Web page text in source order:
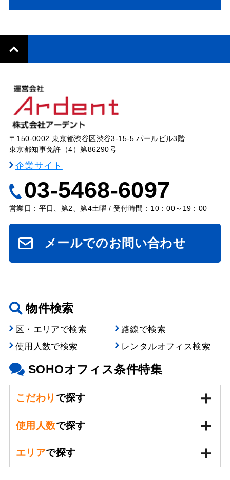
〒150-0002 東京都渋谷区渋谷3-15-5 パールビル3階
東京都知事免許（4）第86290号
企業サイト
03-5468-6097
営業日：平日、第2、第4土曜 / 受付時間：10：00～19：00
メールでのお問い合わせ
物件検索
区・エリアで検索
路線で検索
使用人数で検索
レンタルオフィス検索
SOHOオフィス条件特集
こだわり で探す
使用人数で探す
エリアで探す